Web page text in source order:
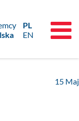
PL
EN
15 Maj